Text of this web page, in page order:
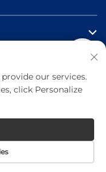
Equipment
our services.
click Personalize